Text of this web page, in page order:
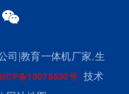
司|教育一体机厂家,生
ICP备19075530号
技术